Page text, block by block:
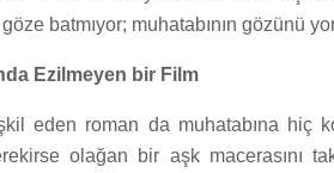
batmıyor; muhatabının gözünü
Ezilmeyen bir Film
eden roman da muhatabına hiç
olağan bir aşk macerasını